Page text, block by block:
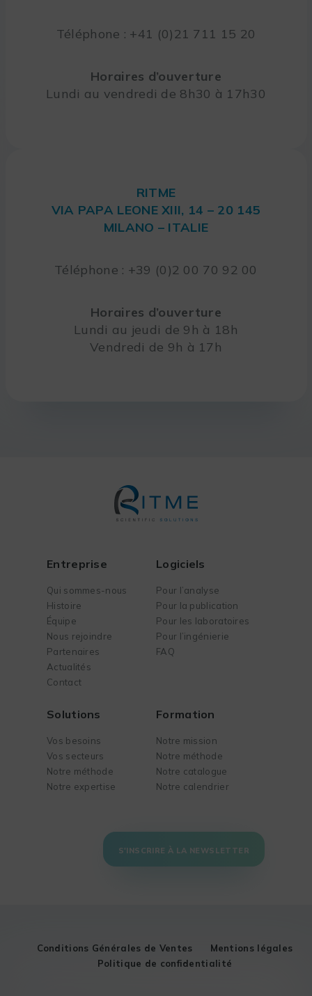
Téléphone : +41 (0)21 711 15 20
Horaires d’ouverture
Lundi au vendredi de 8h30 à 17h30
RITME
VIA PAPA LEONE XIII, 14 – 20 145
MILANO – ITALIE
Téléphone : +39 (0)2 00 70 92 00
Horaires d’ouverture
Lundi au jeudi de 9h à 18h
Vendredi de 9h à 17h
Entreprise
Qui sommes-nous
Histoire
Équipe
Nous rejoindre
Partenaires
Actualités
Contact
Logiciels
Pour l’analyse
Pour la publication
Pour les laboratoires
Pour l’ingénierie
FAQ
Solutions
Vos besoins
Vos secteurs
Notre méthode
Notre expertise
Formation
Notre mission
Notre méthode
Notre catalogue
Notre calendrier
S'INSCRIRE À LA NEWSLETTER
Conditions Générales de Ventes
Mentions légales
Politique de confidentialité